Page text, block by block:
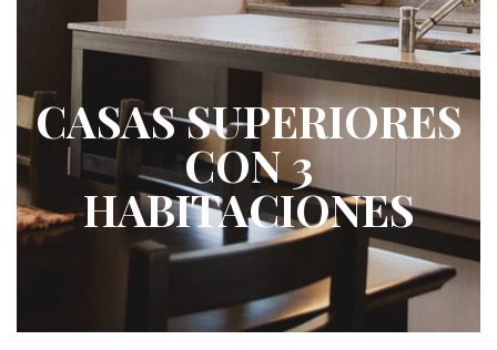
CASAS SUPERIORES
CON 3
HABITACIONES